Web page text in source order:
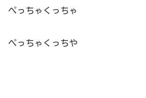
ぺっちゃくっちゃ
ぺっちゃくっちや